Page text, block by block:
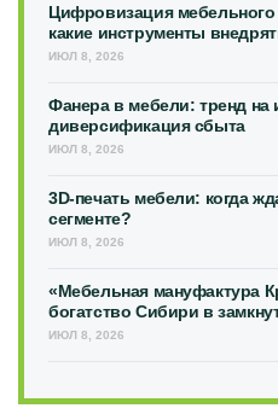
Цифровизация мебельного
какие инструменты
ИЮЛ 8, 2026
Фанера в мебели: тренд
диверсификация сбыта
ИЮЛ 8, 2026
3D-печать мебели: когда
сегменте?
ИЮЛ 8, 2026
«Мебельная мануфактура
богатство Сибири в
ИЮЛ 8, 2026